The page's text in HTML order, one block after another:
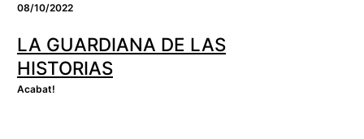
08/10/2022
LA GUARDIANA DE LAS
HISTORIAS
Acabat!